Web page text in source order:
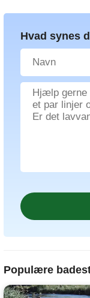
Hvad synes
Populære